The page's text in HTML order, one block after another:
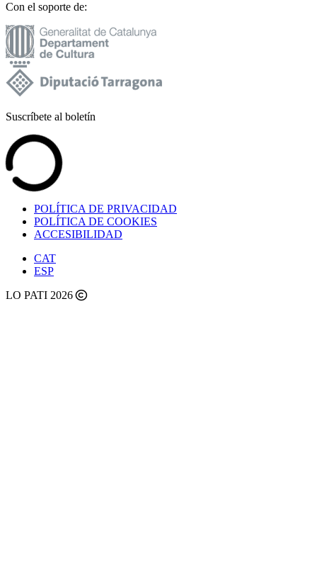
Con el soporte de:
Suscríbete al boletín
POLÍTICA DE PRIVACIDAD
POLÍTICA DE COOKIES
ACCESIBILIDAD
CAT
ESP
LO PATI 2026